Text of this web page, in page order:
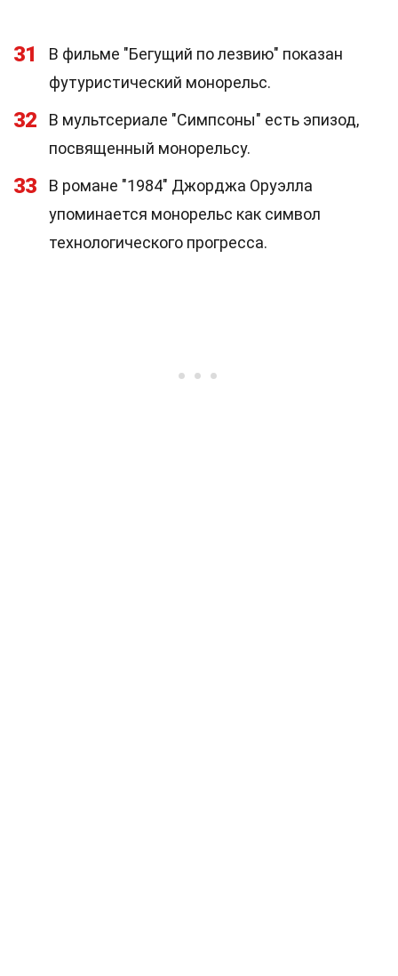
31
В фильме "Бегущий по лезвию" показан
футуристический монорельс.
32
В мультсериале "Симпсоны" есть эпизод,
посвященный монорельсу.
33
В романе "1984" Джорджа Оруэлла
упоминается монорельс как символ
технологического прогресса.